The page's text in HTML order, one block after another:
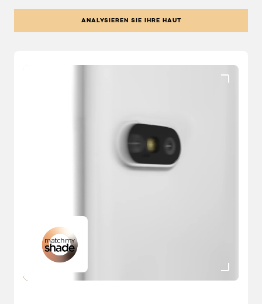
ANALYSIEREN SIE IHRE HAUT